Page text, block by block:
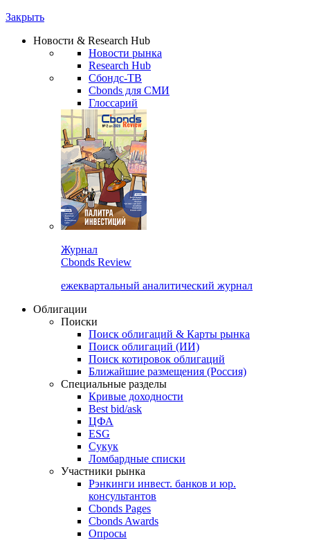
Закрыть
Новости & Research Hub
Новости рынка
Research Hub
Сбондс-ТВ
Cbonds для СМИ
Глоссарий
Журнал
Cbonds Review
ежеквартальный аналитический журнал
Облигации
Поиски
Поиск облигаций & Карты рынка
Поиск облигаций (ИИ)
Поиск котировок облигаций
Ближайшие размещения (Россия)
Специальные разделы
Кривые доходности
Best bid/ask
ЦФА
ESG
Сукук
Ломбардные списки
Участники рынка
Рэнкинги инвест. банков и юр.
консультантов
Cbonds Pages
Cbonds Awards
Опросы